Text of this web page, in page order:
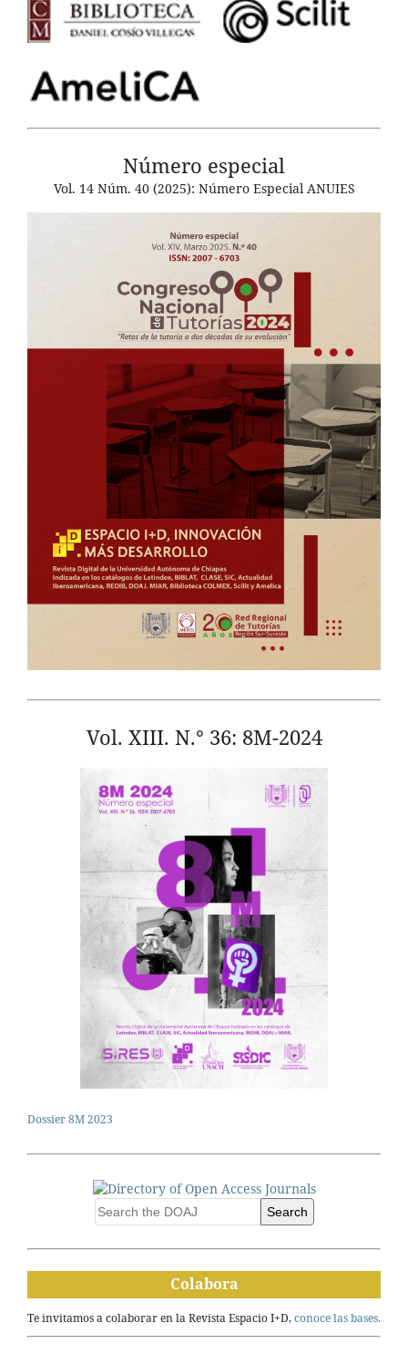
Número especial
Vol. 14 Núm. 40 (2025): Número Especial ANUIES
Vol. XIII. N.° 36: 8M-2024
Dossier 8M 2023
Search
Colabora
Te invitamos a colaborar en la Revista Espacio I+D,conoce las bases.